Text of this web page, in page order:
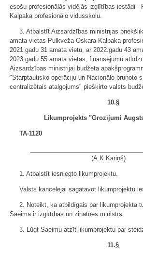
esošu profesionālās vidējās izglītības iestādi -
Kalpaka profesionālo vidusskolu.
3. Atbalstīt Aizsardzības ministrijas
amata vietas Pulkveža Oskara Kalpaka
2021.gadu 31 amata vietu, ar 2022.gadu 43
2023.gadu 55 amata vietas, finansējumu
Aizsardzības ministrijai budžeta
"Starptautisko operāciju un Nacionālo bruņoto
centralizētais atalgojums" piešķirto valsts
10.§
Likumprojekts "Grozījumi
TA-1120
(A.K.Kariņš)
1. Atbalstīt iesniegto likumprojektu.
Valsts kancelejai sagatavot likumprojektu
2. Noteikt, ka atbildīgais par likumprojekta
Saeimā ir izglītības un zinātnes ministrs.
3. Lūgt Saeimu atzīt likumprojektu par
11.§